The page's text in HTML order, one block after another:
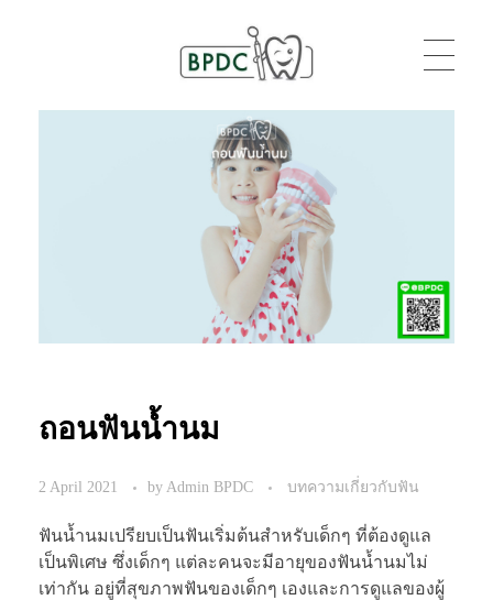
BPDC
ถอนฟันน้ำนม
2 April 2021 byAdmin BPDC บทความเกี่ยวกับฟัน
ฟันน้ำนมเปรียบเป็นฟันเริ่มต้นสำหรับเด็กๆ ที่ต้องดูแล
เป็นพิเศษ ซึ่งเด็กๆ แต่ละคนจะมีอายุของฟันน้ำนมไม่
เท่ากัน อยู่ที่สุขภาพฟันของเด็กๆ เองและการดูแลของผู้